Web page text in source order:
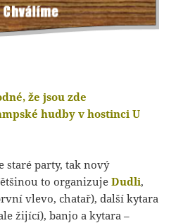
že jsou zde
hudby v hostinci U
staré party, tak nový
to organizujeDudli,
vlevo, chatař), další kytara
žijící), banjo a kytara –